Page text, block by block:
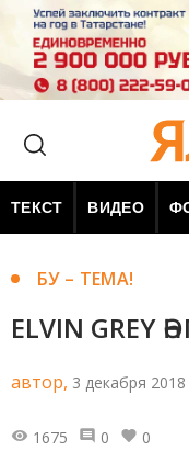
ТЕКСТ ВИДЕО
БУ – ТЕМА!
ELVIN
автор, 3 декабря
1675 0 0